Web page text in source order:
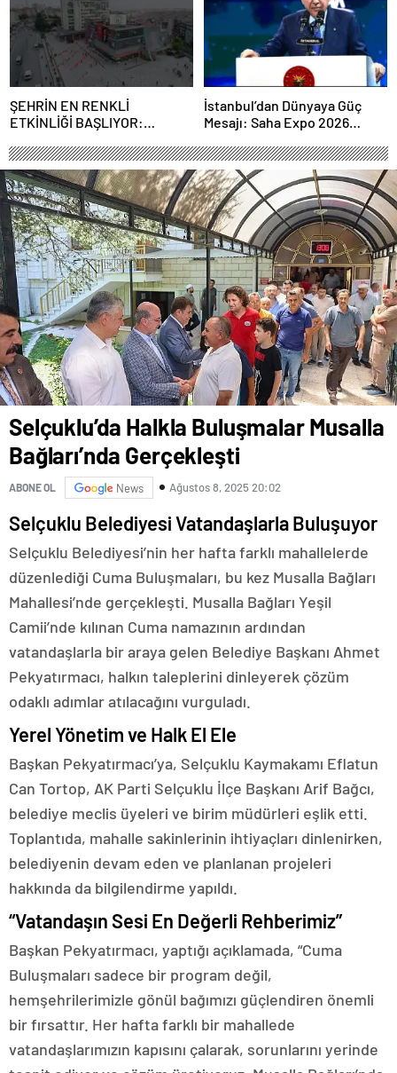
ŞEHRİN EN RENKLİ
ETKİNLİĞİ BAŞLIYOR:
FESTİVALİ” HEYECANI
GAZİOSMANPAŞA’DA
YAŞANACAK
İstanbul’dan Dünyaya Güç
Mesajı: Saha Expo 2026
Selçuklu’da Halkla Buluşmalar Musalla
Bağları’nda Gerçekleşti
ABONE OL News Ağustos 8, 2025 20:02
Selçuklu Belediyesi Vatandaşlarla Buluşuyor
Selçuklu Belediyesi’nin her hafta farklı mahallelerde
düzenlediği Cuma Buluşmaları, bu kez Musalla Bağları
Mahallesi’nde gerçekleşti. Musalla Bağları Yeşil
Camii’nde kılınan Cuma namazının ardından
vatandaşlarla bir araya gelen Belediye Başkanı Ahmet
Pekyatırmacı, halkın taleplerini dinleyerek çözüm
odaklı adımlar atılacağını vurguladı.
Yerel Yönetim ve Halk El Ele
Başkan Pekyatırmacı’ya, Selçuklu Kaymakamı Eflatun
Can Tortop, AK Parti Selçuklu İlçe Başkanı Arif Bağcı,
belediye meclis üyeleri ve birim müdürleri eşlik etti.
Toplantıda, mahalle sakinlerinin ihtiyaçları dinlenirken,
belediyenin devam eden ve planlanan projeleri
hakkında da bilgilendirme yapıldı.
“Vatandaşın Sesi En Değerli Rehberimiz”
Başkan Pekyatırmacı, yaptığı açıklamada, “Cuma
Buluşmaları sadece bir program değil,
hemşehrilerimizle gönül bağımızı güçlendiren önemli
bir fırsattır. Her hafta farklı bir mahallede
vatandaşlarımızın kapısını çalarak, sorunlarını yerinde